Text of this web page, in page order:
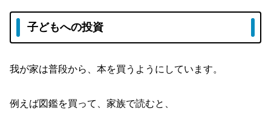
子どもへの投資
我が家は普段から、本を買うようにしています。
例えば図鑑を買って、家族で読むと、